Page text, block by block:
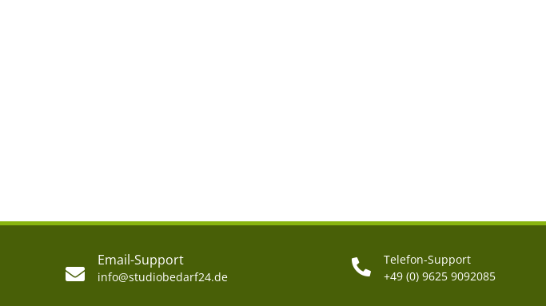
Email-Support
info@studiobedarf24.de
Telefon-Support
+49 (0) 9625 9092085